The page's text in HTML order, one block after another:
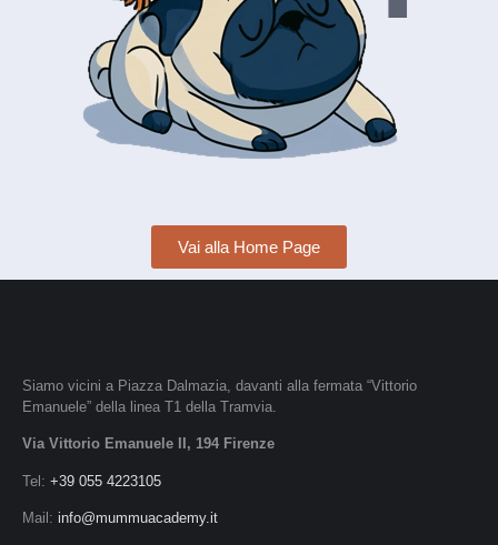
Vai alla Home Page
Siamo vicini a Piazza Dalmazia, davanti alla fermata “Vittorio
Emanuele” della linea T1 della Tramvia.
Via Vittorio Emanuele II, 194 Firenze
Tel: +39 055 4223105
Mail: info@mummuacademy.it